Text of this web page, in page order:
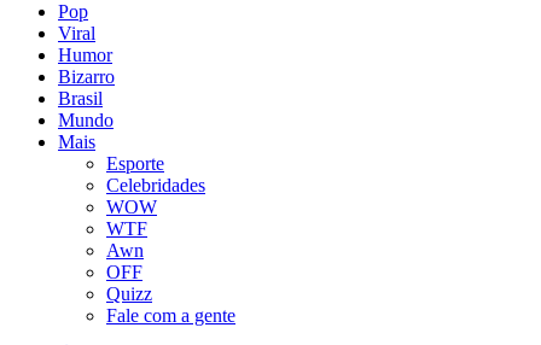
Pop
Viral
Humor
Bizarro
Brasil
Mundo
Mais
Esporte
Celebridades
WOW
WTF
Awn
OFF
Quizz
Fale com a gente